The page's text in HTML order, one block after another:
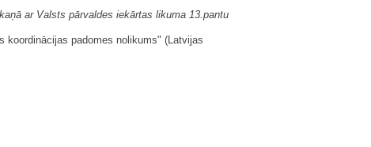
ar Valsts pārvaldes iekārtas likuma 13.pantu
koordinācijas padomes nolikums" (Latvijas